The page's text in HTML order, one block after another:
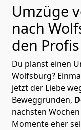
Umzüge
nach
den Profis
Du planst einen
Wolfsburg?
jetzt der Liebe
Beweggründen,
nächsten
Momente eher